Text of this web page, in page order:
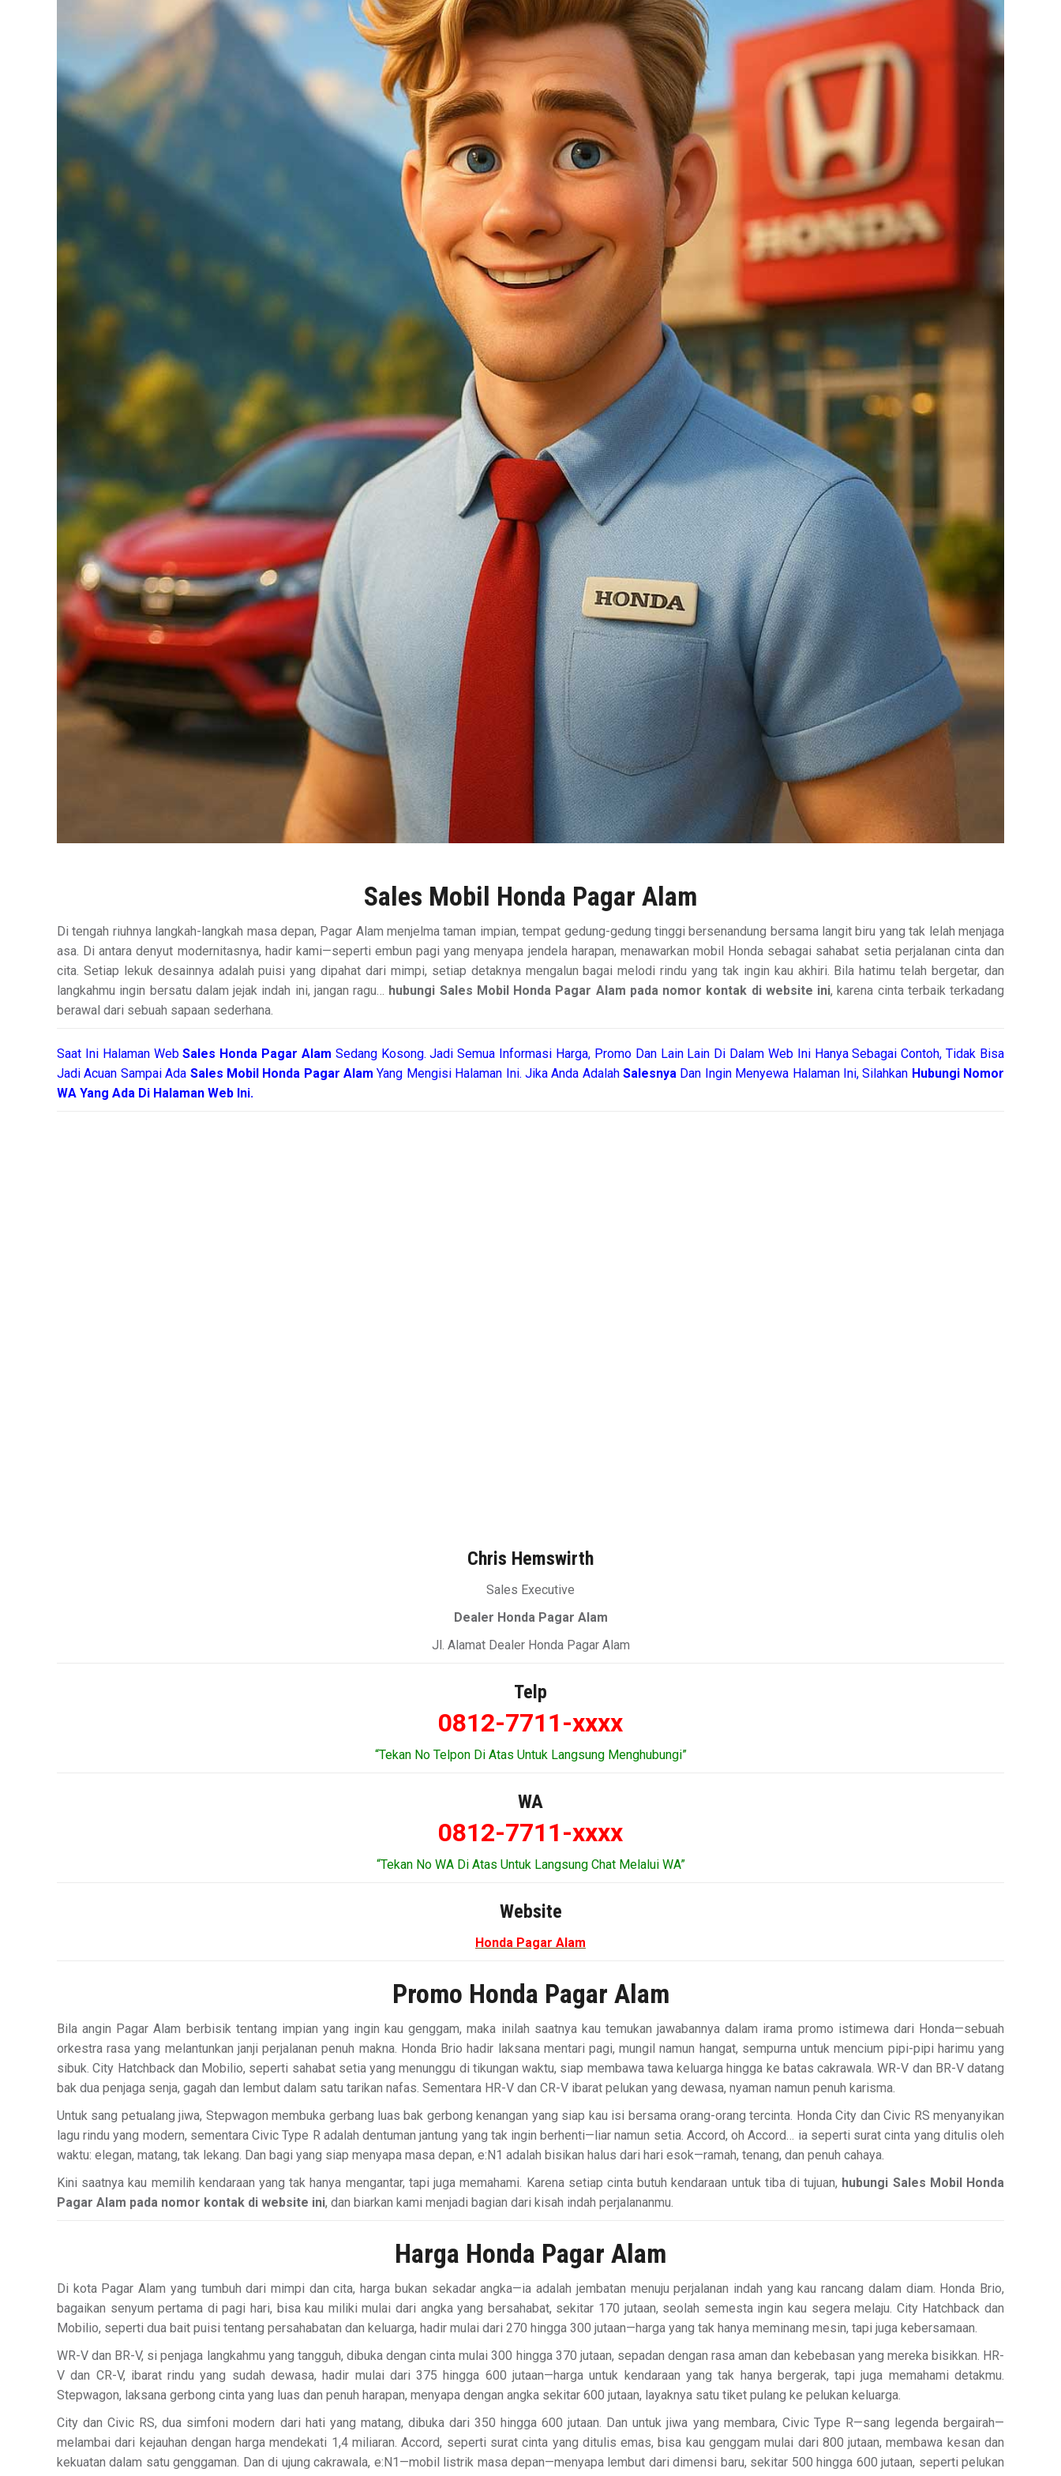
Sales Mobil Honda Pagar Alam
Di tengah riuhnya langkah-langkah masa depan, Pagar Alam menjelma taman impian, tempat gedung-gedung tinggi bersenandung bersama langit biru yang tak lelah menjaga
asa. Di antara denyut modernitasnya, hadir kami—seperti embun pagi yang menyapa jendela harapan, menawarkan mobil Honda sebagai sahabat setia perjalanan cinta dan
cita. Setiap lekuk desainnya adalah puisi yang dipahat dari mimpi, setiap detaknya mengalun bagai melodi rindu yang tak ingin kau akhiri. Bila hatimu telah bergetar, dan
langkahmu ingin bersatu dalam jejak indah ini, jangan ragu… hubungi Sales Mobil Honda Pagar Alam pada nomor kontak di website ini, karena cinta terbaik terkadang
berawal dari sebuah sapaan sederhana.
Saat Ini Halaman WebSales Honda Pagar Alam Sedang Kosong. Jadi Semua Informasi Harga, Promo Dan Lain Lain Di Dalam Web Ini Hanya Sebagai Contoh, Tidak Bisa
Jadi Acuan Sampai Ada Sales Mobil Honda Pagar AlamYang Mengisi Halaman Ini. Jika Anda Adalah Salesnya Dan Ingin Menyewa Halaman Ini, Silahkan Hubungi Nomor
WA Yang Ada Di Halaman Web Ini.
Chris Hemswirth
Sales Executive
Dealer Honda Pagar Alam
Jl. Alamat Dealer Honda Pagar Alam
Telp
0812-7711-xxxx
“Tekan No Telpon Di Atas Untuk Langsung Menghubungi”
WA
0812-7711-xxxx
“Tekan No WA Di Atas Untuk Langsung Chat Melalui WA”
Website
Honda Pagar Alam
Promo Honda Pagar Alam
Bila angin Pagar Alam berbisik tentang impian yang ingin kau genggam, maka inilah saatnya kau temukan jawabannya dalam irama promo istimewa dari Honda—sebuah
orkestra rasa yang melantunkan janji perjalanan penuh makna. Honda Brio hadir laksana mentari pagi, mungil namun hangat, sempurna untuk mencium pipi-pipi harimu yang
sibuk. City Hatchback dan Mobilio, seperti sahabat setia yang menunggu di tikungan waktu, siap membawa tawa keluarga hingga ke batas cakrawala. WR-V dan BR-V datang
bak dua penjaga senja, gagah dan lembut dalam satu tarikan nafas. Sementara HR-V dan CR-V ibarat pelukan yang dewasa, nyaman namun penuh karisma.
Untuk sang petualang jiwa, Stepwagon membuka gerbang luas bak gerbong kenangan yang siap kau isi bersama orang-orang tercinta. Honda City dan Civic RS menyanyikan
lagu rindu yang modern, sementara Civic Type R adalah dentuman jantung yang tak ingin berhenti—liar namun setia. Accord, oh Accord… ia seperti surat cinta yang ditulis oleh
waktu: elegan, matang, tak lekang. Dan bagi yang siap menyapa masa depan, e:N1 adalah bisikan halus dari hari esok—ramah, tenang, dan penuh cahaya.
Kini saatnya kau memilih kendaraan yang tak hanya mengantar, tapi juga memahami. Karena setiap cinta butuh kendaraan untuk tiba di tujuan, hubungi Sales Mobil Honda
Pagar Alam pada nomor kontak di website ini, dan biarkan kami menjadi bagian dari kisah indah perjalananmu.
Harga Honda Pagar Alam
Di kota Pagar Alam yang tumbuh dari mimpi dan cita, harga bukan sekadar angka—ia adalah jembatan menuju perjalanan indah yang kau rancang dalam diam. Honda Brio,
bagaikan senyum pertama di pagi hari, bisa kau miliki mulai dari angka yang bersahabat, sekitar 170 jutaan, seolah semesta ingin kau segera melaju. City Hatchback dan
Mobilio, seperti dua bait puisi tentang persahabatan dan keluarga, hadir mulai dari 270 hingga 300 jutaan—harga yang tak hanya meminang mesin, tapi juga kebersamaan.
WR-V dan BR-V, si penjaga langkahmu yang tangguh, dibuka dengan cinta mulai 300 hingga 370 jutaan, sepadan dengan rasa aman dan kebebasan yang mereka bisikkan. HR-
V dan CR-V, ibarat rindu yang sudah dewasa, hadir mulai dari 375 hingga 600 jutaan—harga untuk kendaraan yang tak hanya bergerak, tapi juga memahami detakmu.
Stepwagon, laksana gerbong cinta yang luas dan penuh harapan, menyapa dengan angka sekitar 600 jutaan, layaknya satu tiket pulang ke pelukan keluarga.
City dan Civic RS, dua simfoni modern dari hati yang matang, dibuka dari 350 hingga 600 jutaan. Dan untuk jiwa yang membara, Civic Type R—sang legenda bergairah—
melambai dari kejauhan dengan harga mendekati 1,4 miliaran. Accord, seperti surat cinta yang ditulis emas, bisa kau genggam mulai dari 800 jutaan, membawa kesan dan
kekuatan dalam satu genggaman. Dan di ujung cakrawala, e:N1—mobil listrik masa depan—menyapa lembut dari dimensi baru, sekitar 500 hingga 600 jutaan, seperti pelukan